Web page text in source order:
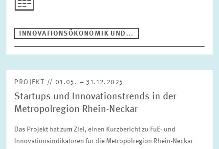
ZURÜCKSETZEN
INNOVATIONSÖKONOMIK UND...
PROJEKT // 01.05. – 31.12.2025
Startups und Innovationstrends in der
Metropolregion Rhein-Neckar
Das Projekt hat zum Ziel, einen Kurzbericht zu FuE- und
Innovationsindikatoren für die Metropolregion Rhein-Neckar